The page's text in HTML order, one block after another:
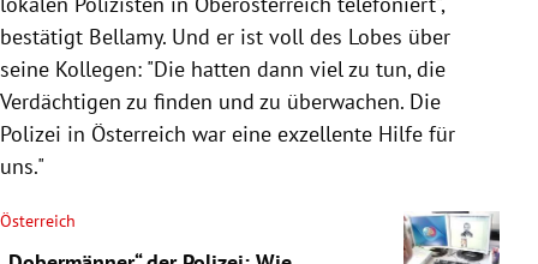
bestätigt Bellamy. Und er ist voll des Lobes über
seine Kollegen: "Die hatten dann viel zu tun, die
Verdächtigen zu finden und zu überwachen. Die
Polizei in Österreich war eine exzellente Hilfe für
uns."
Österreich